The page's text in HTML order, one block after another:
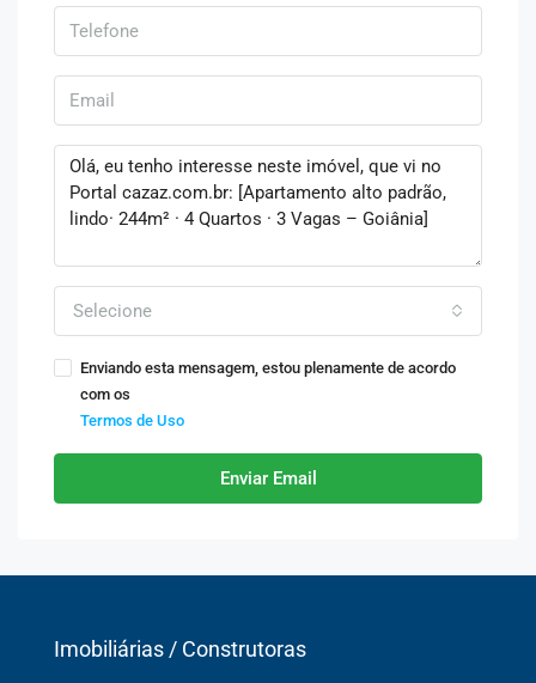
Selecione
Enviando esta mensagem, estou plenamente de acordo
com os
Termos de Uso
Enviar Email
Imobiliárias / Construtoras